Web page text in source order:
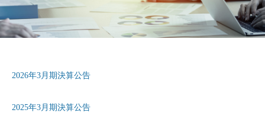
2026年3月期決算公告
2025年3月期決算公告